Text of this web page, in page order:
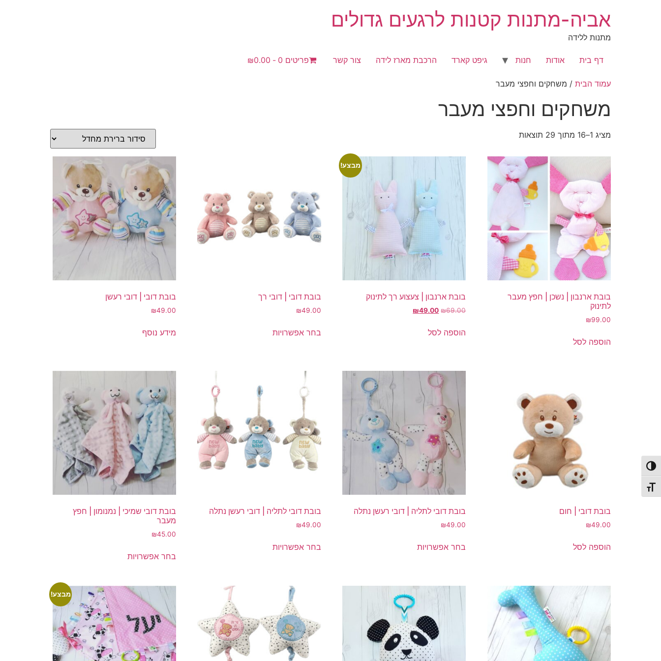
הפעל/כבה ניגודיות גבוהה
מתג גודל גופן
אביה-מתנות קטנות לרגעים גדולים
מתנות ללידה
דף בית אודות חנות גיפט קארד הרכבת מארז לידה צור קשר פריטים 0 ₪0.00
עמוד הבית / משחקים וחפצי מעבר
משחקים וחפצי מעבר
מציג 1–16 מתוך 29 תוצאות
בובת ארנבון | נשכן | חפץ מעבר
לתינוק
₪99.00
הוספה לסל
מבצע!
בובת ארנבון | צעצוע רך לתינוק
₪69.00
המחיר
היה:
₪49.00
המחיר
הוספה לסל
בובת דובי | דובי רך
₪49.00
בחר אפשרויותזה
לבחור
האפשרויות
בעמוד
המוצר
בובת דובי | דובי רעשן
₪49.00
מידע נוסף
בובת דובי | חום
₪49.00
הוספה לסל
בובת דובי לתליה | דובי רעשן נתלה
₪49.00
בחר אפשרויותזה
סוגים.
ניתן
לבחור
את
האפשרויות
בעמוד
המוצר
בובת דובי לתליה | דובי רעשן נתלה
₪49.00
בחר אפשרויותזה
את
האפשרויות
בעמוד
המוצר
בובת דובי שמיכי | נמנומון | חפץ
מעבר
₪45.00
בחר אפשרויותזה
סוגים.
ניתן
לבחור
את
האפשרויות
בעמוד
מבצע!